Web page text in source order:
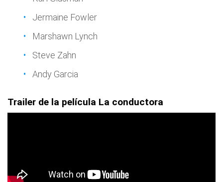
Jermaine Fowler
Marshawn Lynch
Steve Zahn
Andy Garcia
Trailer de la película La conductora